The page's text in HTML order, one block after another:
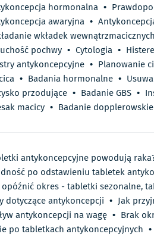
hormonalna •
awaryjna •
wkładek wewnątrzmacicznych
pochwy • Cytologia •
antykoncepcyjne • Planowanie
• Badania hormonalne •
przodujące • Badanie GBS •
macicy • Badanie
antykoncepcyjne powodują
po odstawieniu tabletek
opóźnić okres - tabletki sezonalne,
dotyczące antykoncepcji • Jak
antykoncepcji na wagę • Brak
po tabletkach antykoncepcyjnych •